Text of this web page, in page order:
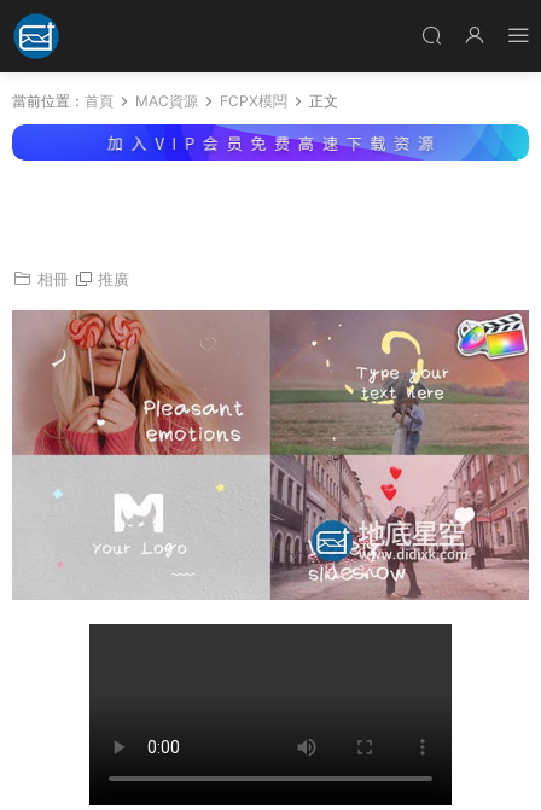
當前位置： 首頁 MAC資源 FCPX模闆 正文
相冊 推廣